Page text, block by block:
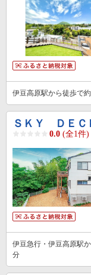
伊豆高原駅から徒歩で
ＳＫＹ ＤＥ
0.0 (全1件)
伊豆急行・伊豆高原駅
分